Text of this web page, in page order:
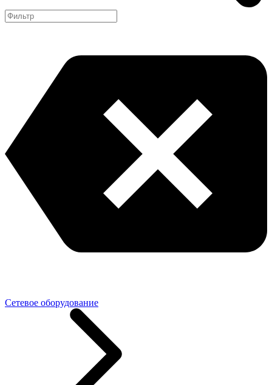
Сетевое оборудование